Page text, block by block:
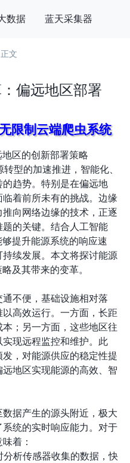
数据 蓝天采集器
文
偏远地区部署
限制云端爬虫系统
区的创新部署策略
型的加速推进，智能化、
趋势。特别是在偏远地
着前所未有的挑战。边缘
向网络边缘的技术，正逐
的关键。结合人工智能
够提升能源系统的响应速
续发展。本文将探讨能源
及其带来的变革。
不便，基础设施相对落
高效运行。一方面，长距
；另一方面，这些地区往
现远程监控和维护。此
，对能源供应的稳定性提
地区实现能源的高效、智
据产生的源头附近，极大
统的实时响应能力。对于
着：
分析传感器收集的数据，快